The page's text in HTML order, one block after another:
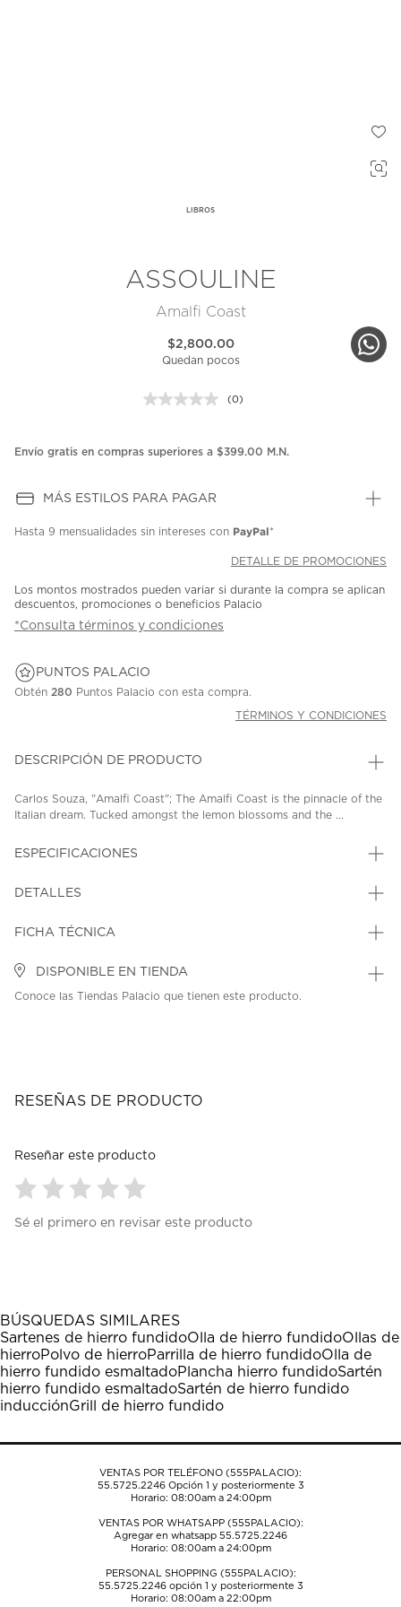
LIBROS
ASSOULINE
Amalfi Coast
$2,800.00
Quedan pocos
Sin
en
(0)
Envío gratis en compras superiores a $399.00 M.N.
MÁS ESTILOS PARA PAGAR
Hasta 9 mensualidades sin intereses con PayPal*
DETALLE DE PROMOCIONES
Los montos mostrados pueden variar si durante la compra se aplican
descuentos, promociones o beneficios Palacio
*Consulta términos y condiciones
PUNTOS PALACIO
Obtén 280 Puntos Palacio con esta compra.
TÉRMINOS Y CONDICIONES
DESCRIPCIÓN DE PRODUCTO
Carlos Souza, "Amalfi Coast"; The Amalfi Coast is the pinnacle of the
Italian dream. Tucked amongst the lemon blossoms and the ...
ESPECIFICACIONES
DETALLES
FICHA TÉCNICA
DISPONIBLE EN TIENDA
Conoce las Tiendas Palacio que tienen este producto.
RESEÑAS DE PRODUCTO
Reseñar este producto
para
1
estrella
Esta
acción
abrirá
el
formulario
envío.
para
estrellas.
Esta
acción
abrirá
el
formulario
envío.
para
estrellas.
Esta
acción
abrirá
el
formulario
envío.
para
estrellas.
Esta
acción
abrirá
el
formulario
envío.
para
estrellas.
Esta
acción
abrirá
el
formulario
envío.
Sé el primero en revisar este producto
BÚSQUEDAS SIMILARES
Sartenes de hierro fundidoOlla de hierro fundidoOllas de
hierroPolvo de hierroParrilla de hierro fundidoOlla de
hierro fundido esmaltadoPlancha hierro fundidoSartén
hierro fundido esmaltadoSartén de hierro fundido
inducciónGrill de hierro fundido
VENTAS POR TELÉFONO (555PALACIO):
55.5725.2246Opción 1 y posteriormente 3
Horario: 08:00am a 24:00pm
VENTAS POR WHATSAPP (555PALACIO):
Agregar en whatsapp 55.5725.2246
Horario: 08:00am a 24:00pm
PERSONAL SHOPPING (555PALACIO):
55.5725.2246opción 1 y posteriormente 3
Horario: 08:00am a 22:00pm